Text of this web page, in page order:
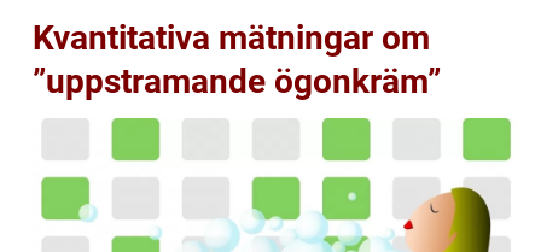
Kvantitativa mätningar om
”uppstramande ögonkräm”